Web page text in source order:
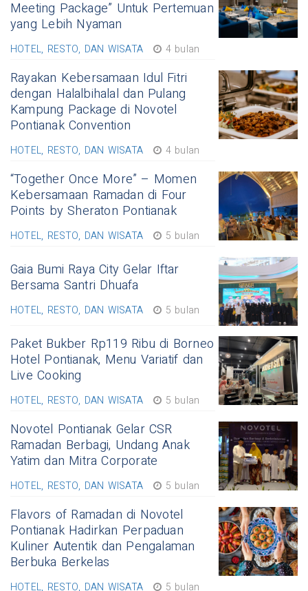
Meeting Package” Untuk Pertemuan
yang Lebih Nyaman
HOTEL, RESTO, DAN WISATA 4 bulan
Rayakan Kebersamaan Idul Fitri
dengan Halalbihalal dan Pulang
Kampung Package di Novotel
Pontianak Convention
HOTEL, RESTO, DAN WISATA 4 bulan
“Together Once More” – Momen
Kebersamaan Ramadan di Four
Points by Sheraton Pontianak
HOTEL, RESTO, DAN WISATA 5 bulan
Gaia Bumi Raya City Gelar Iftar
Bersama Santri Dhuafa
HOTEL, RESTO, DAN WISATA 5 bulan
Paket Bukber Rp119 Ribu di Borneo
Hotel Pontianak, Menu Variatif dan
Live Cooking
HOTEL, RESTO, DAN WISATA 5 bulan
Novotel Pontianak Gelar CSR
Ramadan Berbagi, Undang Anak
Yatim dan Mitra Corporate
HOTEL, RESTO, DAN WISATA 5 bulan
Flavors of Ramadan di Novotel
Pontianak Hadirkan Perpaduan
Kuliner Autentik dan Pengalaman
Berbuka Berkelas
HOTEL, RESTO, DAN WISATA 5 bulan